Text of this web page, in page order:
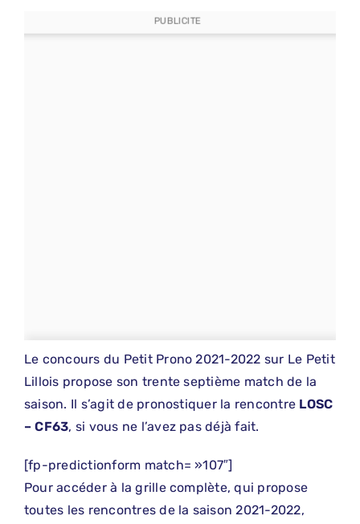
PUBLICITE
Le concours du Petit Prono 2021-2022 sur Le Petit
Lillois propose son trente septième match de la
saison. Il s’agit de pronostiquer la rencontre LOSC
– CF63, si vous ne l’avez pas déjà fait.
[fp-predictionform match= »107″]
Pour accéder à la grille complète, qui propose
toutes les rencontres de la saison 2021-2022,